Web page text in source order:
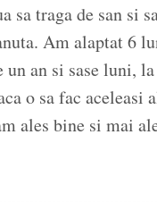
sa traga de san si
Am alaptat 6
an si sase luni,
o sa fac aceleasi
ales bine si mai